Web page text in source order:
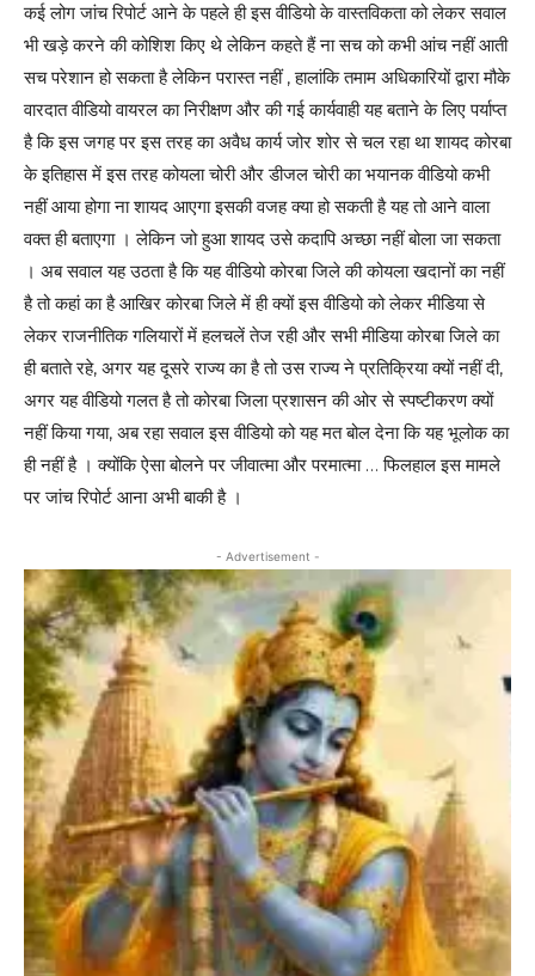
कई लोग जांच रिपोर्ट आने के पहले ही इस वीडियो के वास्तविकता को लेकर सवाल
भी खड़े करने की कोशिश किए थे लेकिन कहते हैं ना सच को कभी आंच नहीं आती
सच परेशान हो सकता है लेकिन परास्त नहीं , हालांकि तमाम अधिकारियों द्वारा मौके
वारदात वीडियो वायरल का निरीक्षण और की गई कार्यवाही यह बताने के लिए पर्याप्त
है कि इस जगह पर इस तरह का अवैध कार्य जोर शोर से चल रहा था शायद कोरबा
के इतिहास में इस तरह कोयला चोरी और डीजल चोरी का भयानक वीडियो कभी
नहीं आया होगा ना शायद आएगा इसकी वजह क्या हो सकती है यह तो आने वाला
वक्त ही बताएगा । लेकिन जो हुआ शायद उसे कदापि अच्छा नहीं बोला जा सकता
। अब सवाल यह उठता है कि यह वीडियो कोरबा जिले की कोयला खदानों का नहीं
है तो कहां का है आखिर कोरबा जिले में ही क्यों इस वीडियो को लेकर मीडिया से
लेकर राजनीतिक गलियारों में हलचलें तेज रही और सभी मीडिया कोरबा जिले का
ही बताते रहे, अगर यह दूसरे राज्य का है तो उस राज्य ने प्रतिक्रिया क्यों नहीं दी,
अगर यह वीडियो गलत है तो कोरबा जिला प्रशासन की ओर से स्पष्टीकरण क्यों
नहीं किया गया, अब रहा सवाल इस वीडियो को यह मत बोल देना कि यह भूलोक का
ही नहीं है । क्योंकि ऐसा बोलने पर जीवात्मा और परमात्मा … फिलहाल इस मामले
पर जांच रिपोर्ट आना अभी बाकी है ।
- Advertisement -